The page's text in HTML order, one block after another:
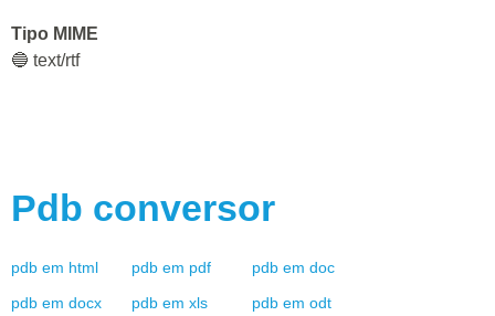
Tipo MIME
🔵 text/rtf
Pdb conversor
pdb em html pdb em pdf pdb em doc
pdb em docx pdb em xls pdb em odt